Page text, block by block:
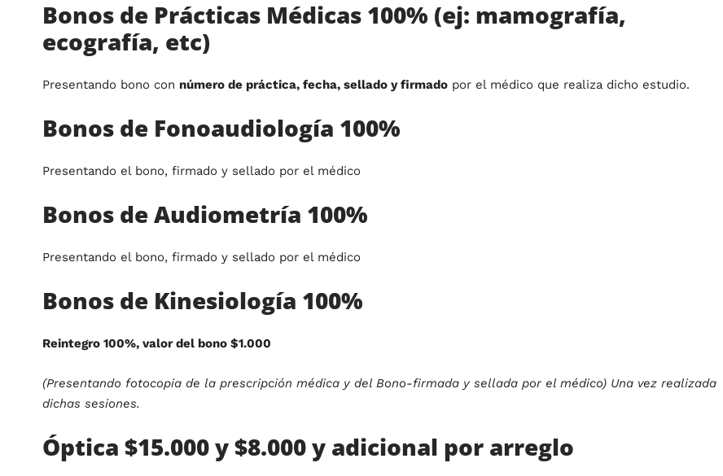
Bonos de Prácticas Médicas 100% (ej: mamografía,
ecografía, etc)
Presentando bono con número de práctica, fecha, sellado y firmado por el médico que realiza dicho estudio.
Bonos de Fonoaudiología 100%
Presentando el bono, firmado y sellado por el médico
Bonos de Audiometría 100%
Presentando el bono, firmado y sellado por el médico
Bonos de Kinesiología 100%
Reintegro 100%, valor del bono $1.000
(Presentando fotocopia de la prescripción médica y del Bono-firmada y sellada por el médico) Una vez realizada
dichas sesiones.
Óptica $15.000 y $8.000 y adicional por arreglo